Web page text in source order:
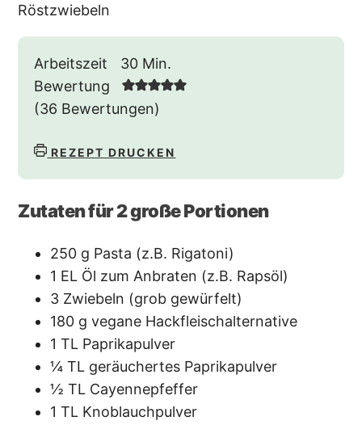
Arbeitszeit 30Minuten
Min.
Bewertung
(36 Bewertungen)
REZEPT DRUCKEN
Zutaten für2große Portionen
250 g Pasta (z.B. Rigatoni)
1 EL Öl zum Anbraten (z.B. Rapsöl)
3 Zwiebeln (grob gewürfelt)
180 g vegane Hackfleischalternative
1 TL Paprikapulver
¼ TL geräuchertes Paprikapulver
½ TL Cayennepfeffer
1 TL Knoblauchpulver